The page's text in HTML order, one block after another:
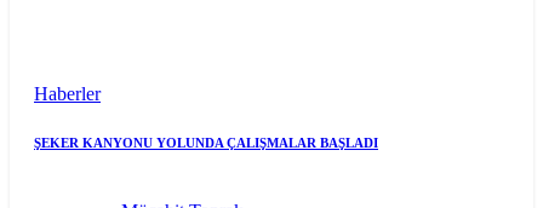
Haberler
ŞEKER KANYONU YOLUNDA ÇALIŞMALAR BAŞLADI